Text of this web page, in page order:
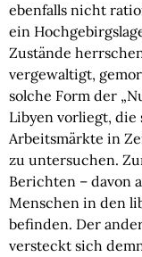
ebenfalls nicht
ein
Zustände
vergewaltigt,
solche Form der
Libyen vorliegt,
Arbeitsmärkte in
zu untersuchen.
Berichten – davon
Menschen in den
befinden. Der
versteckt sich